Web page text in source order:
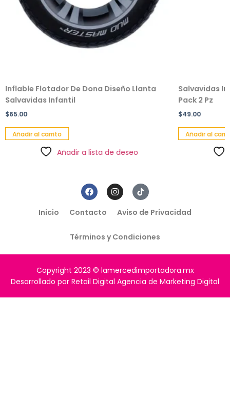
Inflable Flotador De Dona Diseño Llanta
Salvavidas Infantil
$65.00
Añadir al carrito
Añadir a lista de deseo
Salvavidas
Pack 2 Pz
$49.00
Añadir al
Inicio Contacto Aviso de Privacidad
Términos y Condiciones
Copyright 2023 © lamercedimportadora.mx
Desarrollado por Retail Digital Agencia de Marketing Digital